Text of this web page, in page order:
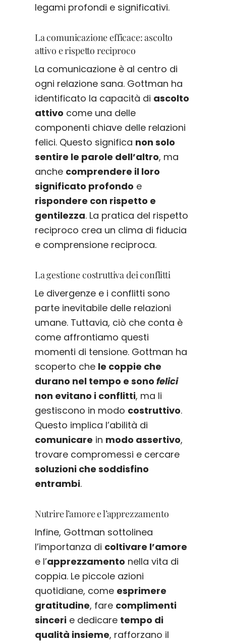
legami profondi e significativi.
La comunicazione efficace: ascolto
attivo e rispetto reciproco
La comunicazione è al centro di
ogni relazione sana. Gottman ha
identificato la capacità di ascolto
attivo come una delle
componenti chiave delle relazioni
felici. Questo significa non solo
sentire le parole dell’altro, ma
anche comprendere il loro
significato profondo e
rispondere con rispetto e
gentilezza. La pratica del rispetto
reciproco crea un clima di fiducia
e comprensione reciproca.
La gestione costruttiva dei conflitti
Le divergenze e i conflitti sono
parte inevitabile delle relazioni
umane. Tuttavia, ciò che conta è
come affrontiamo questi
momenti di tensione. Gottman ha
scoperto che le coppie che
durano nel tempo e sono felici
non evitano i conflitti, ma li
gestiscono in modo costruttivo.
Questo implica l’abilità di
comunicare in modo assertivo,
trovare compromessi e cercare
soluzioni che soddisfino
entrambi.
Nutrire l’amore e l’apprezzamento
Infine, Gottman sottolinea
l’importanza di coltivare l’amore
e l’apprezzamento nella vita di
coppia. Le piccole azioni
quotidiane, come esprimere
gratitudine, fare complimenti
sincerie dedicare tempo di
qualità insieme, rafforzano il